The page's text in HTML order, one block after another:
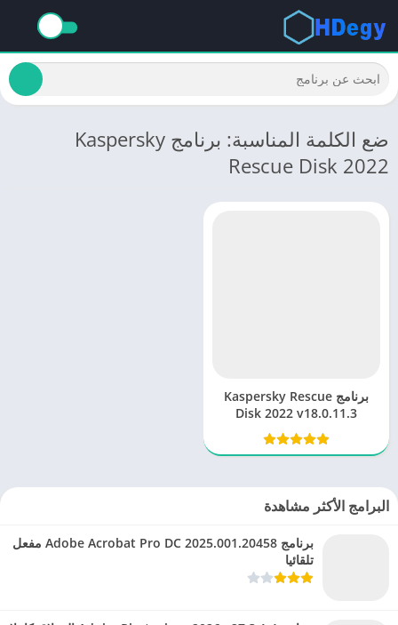
ضع الكلمة المناسبة: برنامج Kaspersky
Rescue Disk 2022
برنامج Kaspersky Rescue
Disk 2022 v18.0.11.3
البرامج الأكثر مشاهدة
برنامج Adobe Acrobat Pro DC 2025.001.20458 مفعل
تلقائيا